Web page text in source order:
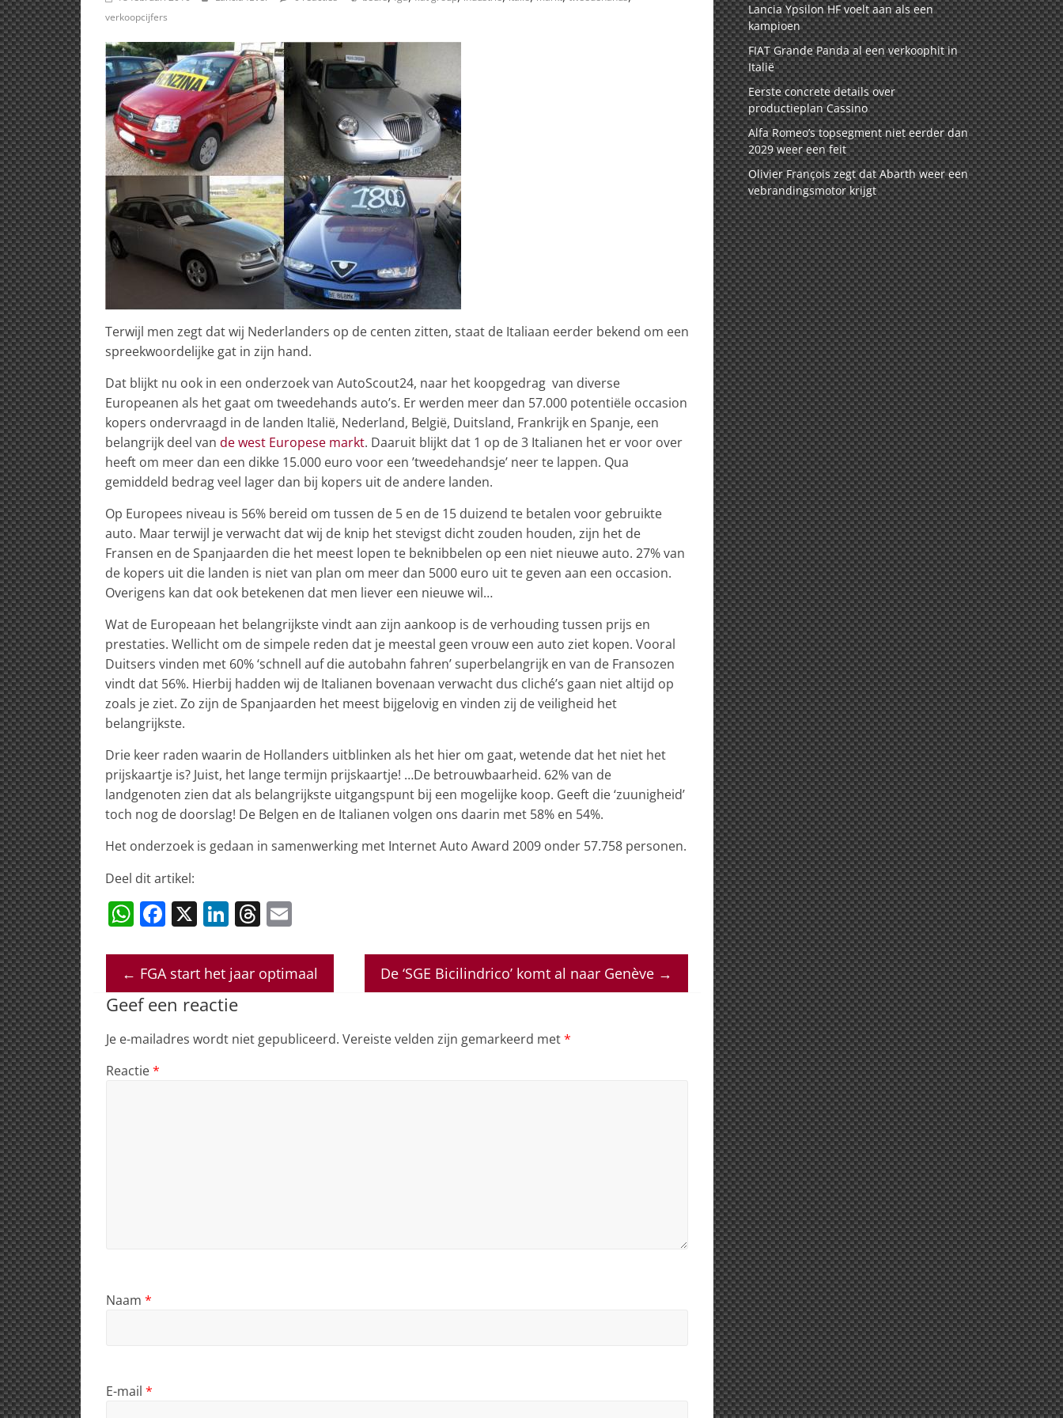
verkoopcijfers
Terwijl men zegt dat wij Nederlanders op de centen zitten, staat de Italiaan eerder bekend om een
spreekwoordelijke gat in zijn hand.
Dat blijkt nu ook in een onderzoek van AutoScout24, naar het koopgedrag van diverse
Europeanen als het gaat om tweedehands auto’s. Er werden meer dan 57.000 potentiële occasion
kopers ondervraagd in de landen Italië, Nederland, België, Duitsland, Frankrijk en Spanje, een
belangrijk deel van de west Europese markt. Daaruit blijkt dat 1 op de 3 Italianen het er voor over
heeft om meer dan een dikke 15.000 euro voor een ’tweedehandsje’ neer te lappen. Qua
gemiddeld bedrag veel lager dan bij kopers uit de andere landen.
Op Europees niveau is 56% bereid om tussen de 5 en de 15 duizend te betalen voor gebruikte
auto. Maar terwijl je verwacht dat wij de knip het stevigst dicht zouden houden, zijn het de
Fransen en de Spanjaarden die het meest lopen te beknibbelen op een niet nieuwe auto. 27% van
de kopers uit die landen is niet van plan om meer dan 5000 euro uit te geven aan een occasion.
Overigens kan dat ook betekenen dat men liever een nieuwe wil…
Wat de Europeaan het belangrijkste vindt aan zijn aankoop is de verhouding tussen prijs en
prestaties. Wellicht om de simpele reden dat je meestal geen vrouw een auto ziet kopen. Vooral
Duitsers vinden met 60% ‘schnell auf die autobahn fahren’ superbelangrijk en van de Fransozen
vindt dat 56%. Hierbij hadden wij de Italianen bovenaan verwacht dus cliché’s gaan niet altijd op
zoals je ziet. Zo zijn de Spanjaarden het meest bijgelovig en vinden zij de veiligheid het
belangrijkste.
Drie keer raden waarin de Hollanders uitblinken als het hier om gaat, wetende dat het niet het
prijskaartje is? Juist, het lange termijn prijskaartje! …De betrouwbaarheid. 62% van de
landgenoten zien dat als belangrijkste uitgangspunt bij een mogelijke koop. Geeft die ‘zuunigheid’
toch nog de doorslag! De Belgen en de Italianen volgen ons daarin met 58% en 54%.
Het onderzoek is gedaan in samenwerking met Internet Auto Award 2009 onder 57.758 personen.
Deel dit artikel:
W
at
s
A
p
p
F
c
e
b
o
X Li
k
e
dI
n
T
re
a
s
ai
l
← FGA start het jaar optimaal De ‘SGE Bicilindrico’ komt al naar Genève →
Geef een reactie
Je e-mailadres wordt niet gepubliceerd. Vereiste velden zijn gemarkeerd met*
Reactie*
Naam *
E-mail *
Lancia Ypsilon HF voelt aan als een
kampioen
FIAT Grande Panda al een verkoophit in
Italië
Eerste concrete details over
productieplan Cassino
Alfa Romeo’s topsegment niet eerder dan
2029 weer een feit
Olivier François zegt dat Abarth weer een
vebrandingsmotor krijgt